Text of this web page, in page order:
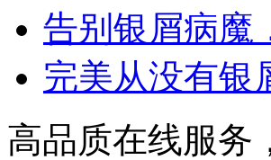
告别银屑病魔
完美从没有银
高品质在线服务